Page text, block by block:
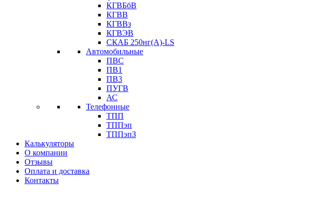
КГВБбВ
КГВВ
КГВВз
КГВЭВ
СКАБ 250нг(А)-LS
Автомобильные
ПВС
ПВ1
ПВ3
ПУГВ
АС
Телефонные
ТПП
ТППэп
ТППэпЗ
Калькуляторы
О компании
Отзывы
Оплата и доставка
Контакты